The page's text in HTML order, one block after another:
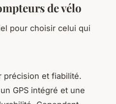
de vélo
pour choisir celui qui
précision et fiabilité.
GPS intégré et une